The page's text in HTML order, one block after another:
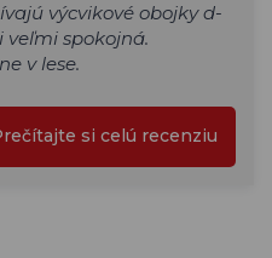
výcvikové obojky d-
veľmi spokojná.
v lese.
si celú recenziu